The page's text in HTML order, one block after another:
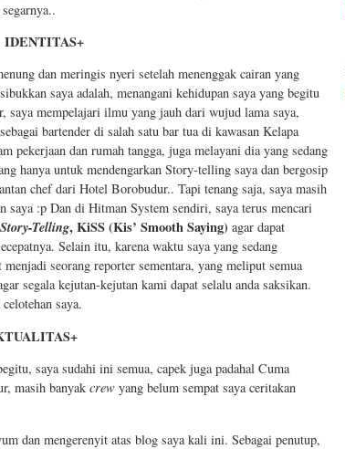
IDENTITAS+
dan meringis nyeri setelah menenggak cairan yang
saya adalah, menangani kehidupan saya yang begitu
saya mempelajari ilmu yang jauh dari wujud lama saya,
bartender di salah satu bar tua di kawasan Kelapa
pekerjaan dan rumah tangga, juga melayani dia yang sedang
hanya untuk mendengarkan Story-telling saya dan bergosip
chef dari Hotel Borobudur.. Tapi tenang saja, saya masih
saya :p Dan di Hitman System sendiri, saya terus mencari
Telling, KiSS (Kis’ Smooth Saying) agar dapat
Selain itu, karena waktu saya yang sedang
seorang reporter sementara, yang meliput semua
segala kejutan-kejutan kami dapat selalu anda saksikan.
saya.
saya sudahi ini semua, capek juga padahal Cuma
masih banyak crew yang belum sempat saya ceritakan
dan mengerenyit atas blog saya kali ini. Sebagai penutup,